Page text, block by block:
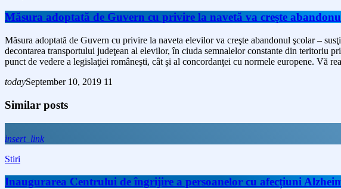
Măsura adoptată de Guvern cu privire la navetă va creşte
Măsura adoptată de Guvern cu privire la naveta elevilor va creşte abandonul şcolar –
decontarea transportului judeţean al elevilor, în ciuda semnalelor constante din teritoriu
punct de vedere a legislaţiei româneşti, cât şi al concordanţei cu normele europene. Vă
todaySeptember 10, 2019 11
Similar posts
insert_link
Stiri
Inaugurarea Centrului de îngrijire a persoanelor cu afecțiuni